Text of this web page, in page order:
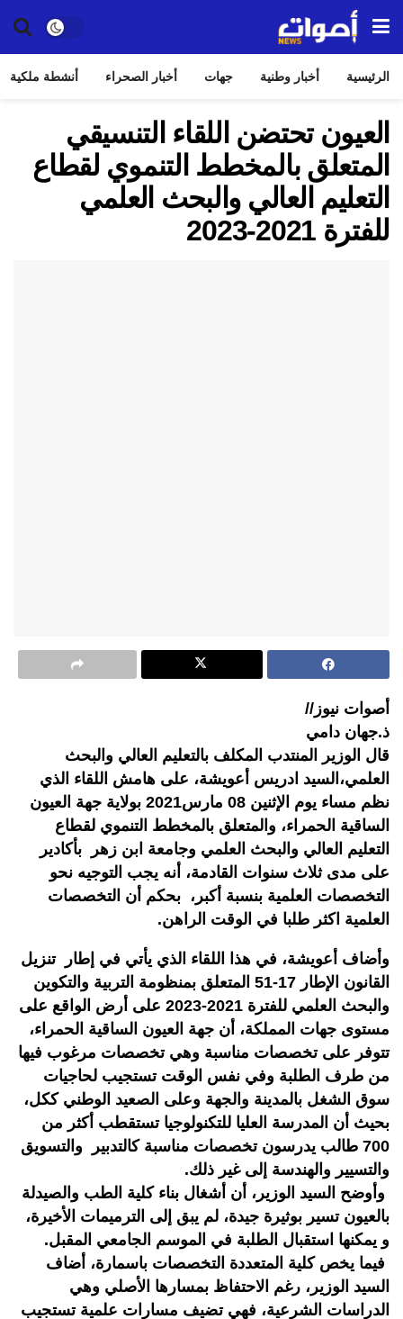
الرئيسية أخبار وطنية جهات أخبار الصحراء أنشطة ملكية
العيون تحتضن اللقاء التنسيقي
المتعلق بالمخطط التنموي لقطاع
التعليم العالي والبحث العلمي
للفترة 2021-2023
أصوات نيوز//
ذ.جهان دامي
قال الوزير المنتدب المكلف بالتعليم العالي والبحث
العلمي،السيد ادريس أعويشة، على هامش اللقاء الذي
نظم مساء يوم الإثنين 08 مارس2021 بولاية جهة العيون
الساقية الحمراء، والمتعلق بالمخطط التنموي لقطاع
التعليم العالي والبحث العلمي وجامعة ابن زهر بأكادير
على مدى ثلاث سنوات القادمة، أنه يجب التوجيه نحو
التخصصات العلمية بنسبة أكبر، بحكم أن التخصصات
العلمية اكثر طلبا في الوقت الراهن.
وأضاف أعويشة، في هذا اللقاء الذي يأتي في إطار تنزيل
القانون الإطار 17-51 المتعلق بمنظومة التربية والتكوين
والبحث العلمي للفترة 2021-2023 على أرض الواقع على
مستوى جهات المملكة، أن جهة العيون الساقية الحمراء،
تتوفر على تخصصات مناسبة وهي تخصصات مرغوب فيها
من طرف الطلبة وفي نفس الوقت تستجيب لحاجيات
سوق الشغل بالمدينة والجهة وعلى الصعيد الوطني ككل،
بحيث أن المدرسة العليا للتكنولوجيا تستقطب أكثر من
700 طالب يدرسون تخصصات مناسبة كالتدبير والتسويق
والتسيير والهندسة إلى غير ذلك.
وأوضح السيد الوزير، أن أشغال بناء كلية الطب والصيدلة
بالعيون تسير بوثيرة جيدة، لم يبق إلى الترميمات الأخيرة،
و يمكنها استقبال الطلبة في الموسم الجامعي المقبل.
فيما يخص كلية المتعددة التخصصات باسمارة، أضاف
السيد الوزير، رغم الاحتفاظ بمسارها الأصلي وهي
الدراسات الشرعية، فهي تضيف مسارات علمية تستجيب